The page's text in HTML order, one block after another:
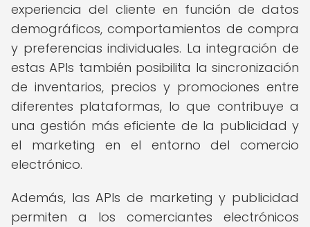
experiencia del cliente en función de datos
demográficos, comportamientos de compra
y preferencias individuales. La integración de
estas APIs también posibilita la sincronización
de inventarios, precios y promociones entre
diferentes plataformas, lo que contribuye a
una gestión más eficiente de la publicidad y
el marketing en el entorno del comercio
electrónico.
Además, las APIs de marketing y publicidad
permiten a los comerciantes electrónicos